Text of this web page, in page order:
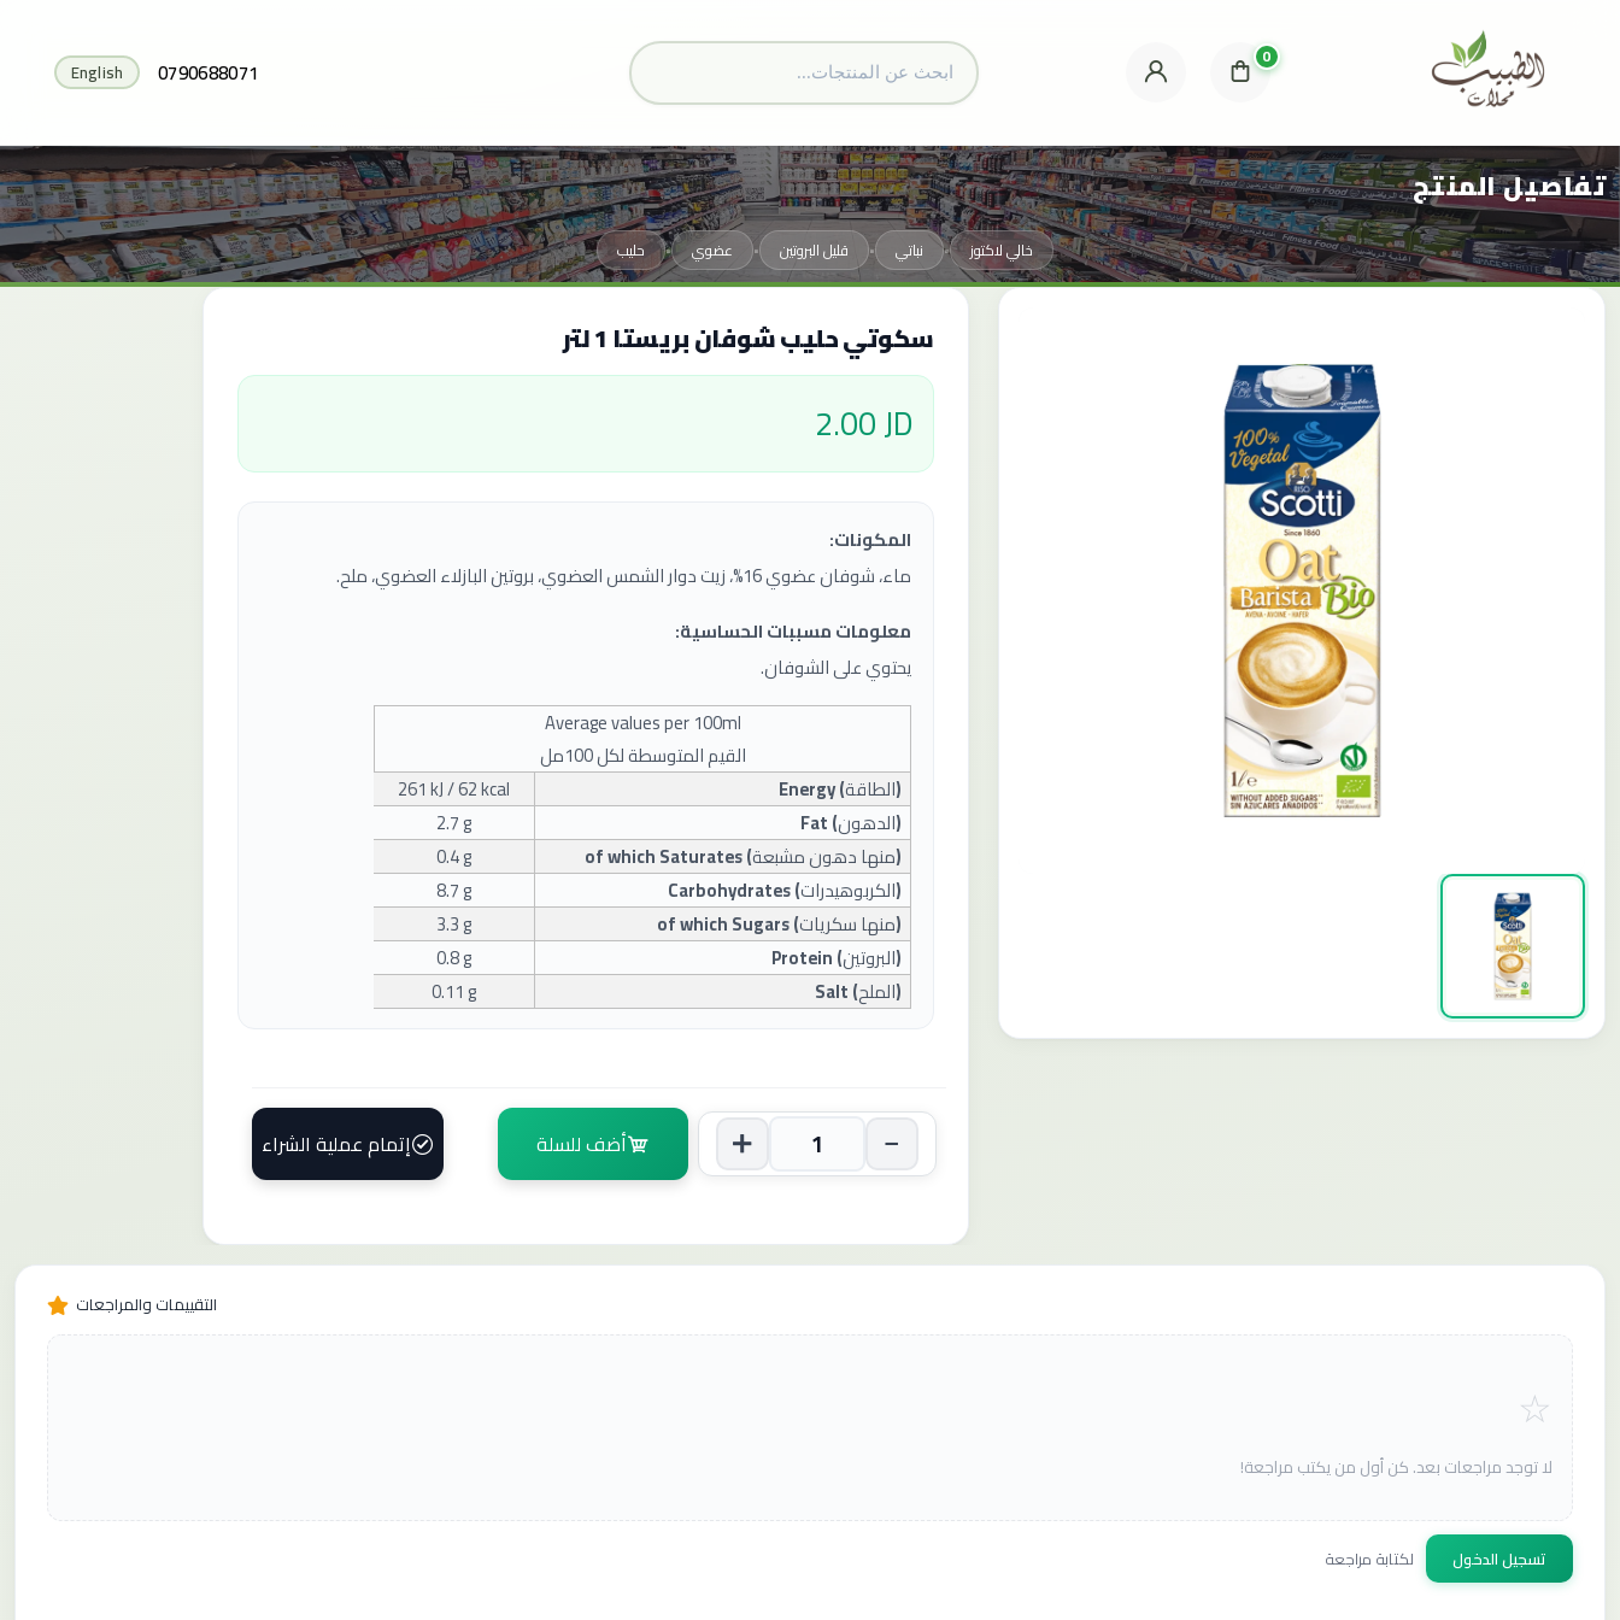
0
0790688071
English
تفاصيل المنتج
خالي لاكتوز • نباتي • قليل البروتين • عضوي • حليب
سكوتي حليب شوفان بريستا 1 لتر
2.00 JD
المكونات:
ماء، شوفان عضوي 16%، زيت دوار الشمس العضوي، بروتين البازلاء العضوي، ملح.
معلومات مسببات الحساسية:
يحتوي على الشوفان.
Average values ​​per100ml
القيم المتوسطة لكل 100مل
(الطاقة) Energy
261 kJ / 62 kcal
(الدهون) Fat
2.7 g
(منها دهون مشبعة) of which Saturates
0.4 g
(الكربوهيدرات) Carbohydrates
8.7 g
(منها سكريات) of which Sugars
3.3 g
(البروتين) Protein
0.8 g
(الملح) Salt
0.11 g
أضف للسلة إتمام عملية الشراء
التقييمات والمراجعات
لا توجد مراجعات بعد. كن أول من يكتب مراجعة!
تسجيل الدخول لكتابة مراجعة